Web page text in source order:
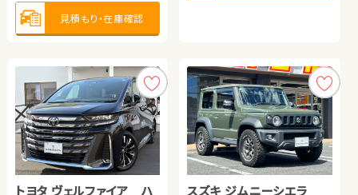
見積もり・在庫確認
トヨタ ヴェルファイア ハ
スズキ ジムニーシエラ
見積もり・在庫確認
トヨタ プリウス トヨタ ヴェルファイア
日産 セレナ
（税込） （税込）
スバル フォレスター ハイ
ブリッド
（税込）